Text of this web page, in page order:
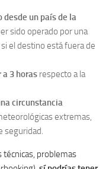
desde un país de la
sido operado por una
el destino está fuera de
a 3 horas respecto a la
circunstancia
extremas,
seguridad.
técnicas, problemas